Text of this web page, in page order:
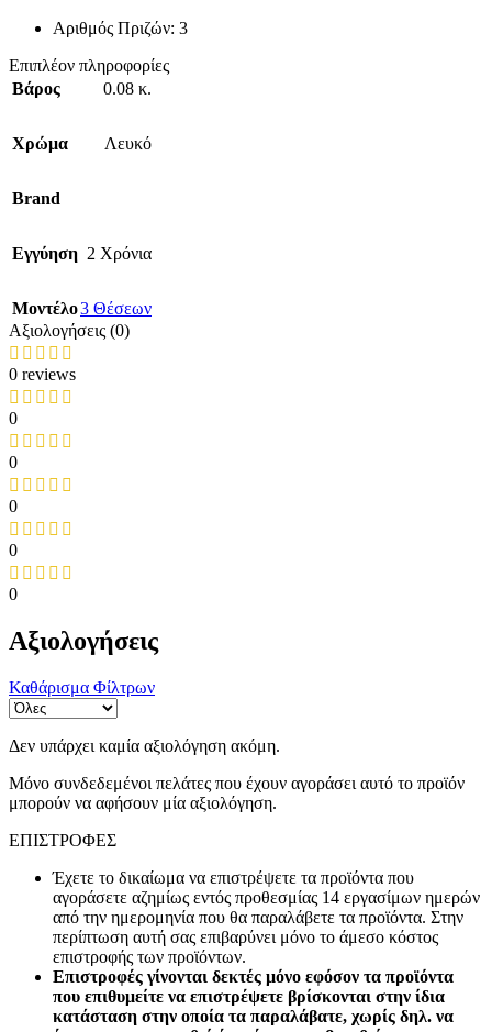
Αριθμός Πριζών: 3
Επιπλέον πληροφορίες
Βάρος
0.08 κ.
Χρώμα Λευκό
Brand
Εγγύηση 2 Χρόνια
Mοντέλο3 Θέσεων
Αξιολογήσεις (0)
0 reviews
0
0
0
0
0
Αξιολογήσεις
Καθάρισμα Φίλτρων
Δεν υπάρχει καμία αξιολόγηση ακόμη.
Μόνο συνδεδεμένοι πελάτες που έχουν αγοράσει αυτό το προϊόν
μπορούν να αφήσουν μία αξιολόγηση.
ΕΠΙΣΤΡΟΦΕΣ
Έχετε το δικαίωμα να επιστρέψετε τα προϊόντα που
αγοράσετε αζημίως εντός προθεσμίας 14 εργασίμων ημερών
από την ημερομηνία που θα παραλάβετε τα προϊόντα. Στην
περίπτωση αυτή σας επιβαρύνει μόνο το άμεσο κόστος
επιστροφής των προϊόντων.
Επιστροφές γίνονται δεκτές μόνο εφόσον τα προϊόντα
που επιθυμείτε να επιστρέψετε βρίσκονται στην ίδια
κατάσταση στην οποία τα παραλάβατε, χωρίς δηλ. να